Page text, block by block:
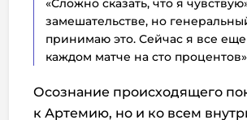
«Сложно сказать, что я
замешательстве, но
принимаю это. Сейчас я все
каждом матче на сто
Осознание происходящего
к Артемию, но и ко всем